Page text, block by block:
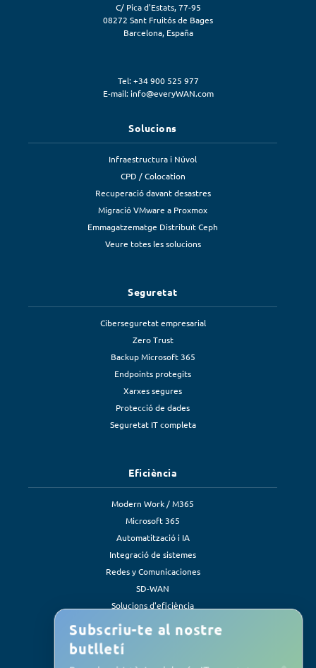
C/ Pica d'Estats, 77-95
08272 Sant Fruitós de Bages
Barcelona, España
Tel: +34 900 525 977
E-mail: info@everyWAN.com
Solucions
Infraestructura i Núvol
CPD / Colocation
Recuperació davant desastres
Migració VMware a Proxmox
Emmagatzematge Distribuït Ceph
Veure totes les solucions
Seguretat
Ciberseguretat empresarial
Zero Trust
Backup Microsoft 365
Endpoints protegits
Xarxes segures
Protecció de dades
Seguretat IT completa
Eficiència
Modern Work / M365
Microsoft 365
Automatització i IA
Integració de sistemes
Redes y Comunicaciones
SD-WAN
Solucions d'eficiència
Subscriu-te al nostre
butlletí